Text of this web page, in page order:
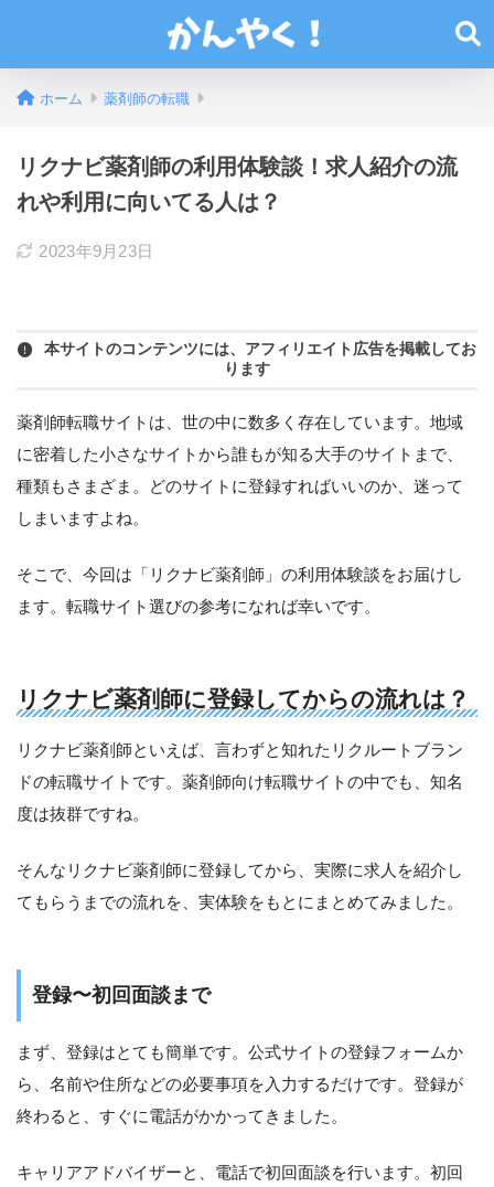
ホーム 薬剤師の転職
リクナビ薬剤師の利用体験談！求人紹介の流
れや利用に向いてる人は？
2023年9月23日
本サイトのコンテンツには、アフィリエイト広告を掲載してお
ります
薬剤師転職サイトは、世の中に数多く存在しています。地域
に密着した小さなサイトから誰もが知る大手のサイトまで、
種類もさまざま。どのサイトに登録すればいいのか、迷って
しまいますよね。
そこで、今回は「リクナビ薬剤師」の利用体験談をお届けし
ます。転職サイト選びの参考になれば幸いです。
リクナビ薬剤師に登録してからの流れは？
リクナビ薬剤師といえば、言わずと知れたリクルートブラン
ドの転職サイトです。薬剤師向け転職サイトの中でも、知名
度は抜群ですね。
そんなリクナビ薬剤師に登録してから、実際に求人を紹介し
てもらうまでの流れを、実体験をもとにまとめてみました。
登録〜初回面談まで
まず、登録はとても簡単です。公式サイトの登録フォームか
ら、名前や住所などの必要事項を入力するだけです。登録が
終わると、すぐに電話がかかってきました。
キャリアアドバイザーと、電話で初回面談を行います。初回